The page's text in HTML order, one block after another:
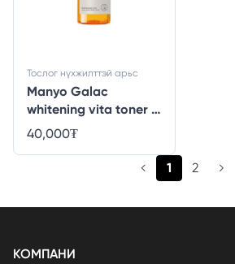
Manyo Galac
whitening vita toner -
210 ml
Тослог нүхжилттэй арьс
40,000₮
1
(current)2
КОМПАНИ